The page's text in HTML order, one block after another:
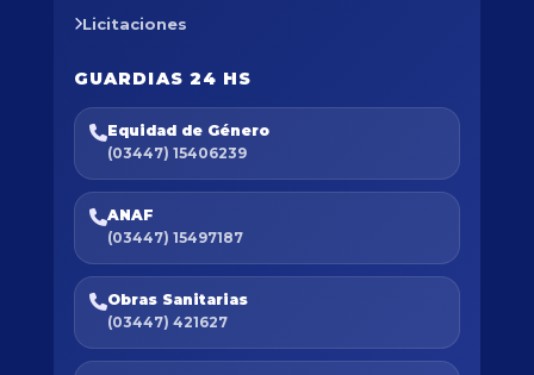
Licitaciones
GUARDIAS 24 HS
Equidad de Género
(03447) 15406239
ANAF
(03447) 15497187
Obras Sanitarias
(03447) 421627